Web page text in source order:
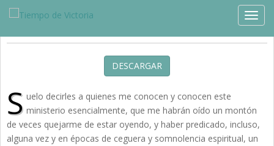
Estudios »
DESCARGAR
S uelo decirles a quienes me conocen y conocen este
ministerio esencialmente, que me habrán oído un montón
de veces quejarme de estar oyendo, y haber predicado, incluso,
alguna vez y en épocas de ceguera y somnolencia espiritual, un